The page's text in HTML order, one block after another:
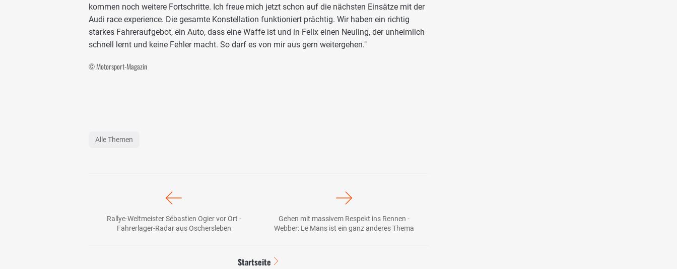
kommen noch weitere Fortschritte. Ich freue mich jetzt schon auf die nächsten Einsätze mit der
Audi race experience. Die gesamte Konstellation funktioniert prächtig. Wir haben ein richtig
starkes Fahreraufgebot, ein Auto, dass eine Waffe ist und in Felix einen Neuling, der unheimlich
schnell lernt und keine Fehler macht. So darf es von mir aus gern weitergehen."
© Motorsport-Magazin
Alle Themen
Rallye-Weltmeister Sébastien Ogier vor Ort -
Fahrerlager-Radar aus Oschersleben
Gehen mit massivem Respekt ins Rennen -
Webber: Le Mans ist ein ganz anderes Thema
Startseite